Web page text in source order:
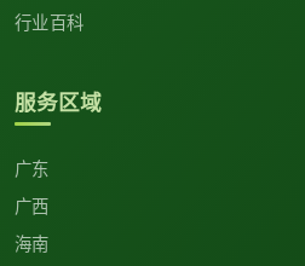
行业百科
服务区域
广东
广西
海南